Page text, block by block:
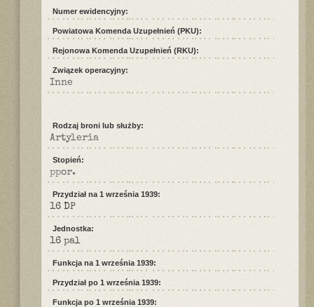
Numer ewidencyjny:
Powiatowa Komenda Uzupełnień (PKU):
Rejonowa Komenda Uzupełnień (RKU):
Związek operacyjny:
Inne
Rodzaj broni lub służby:
Artyleria
Stopień:
ppor.
Przydział na 1 września 1939:
16 DP
Jednostka:
16 pal
Funkcja na 1 września 1939:
Przydział po 1 września 1939:
Funkcja po 1 września 1939: